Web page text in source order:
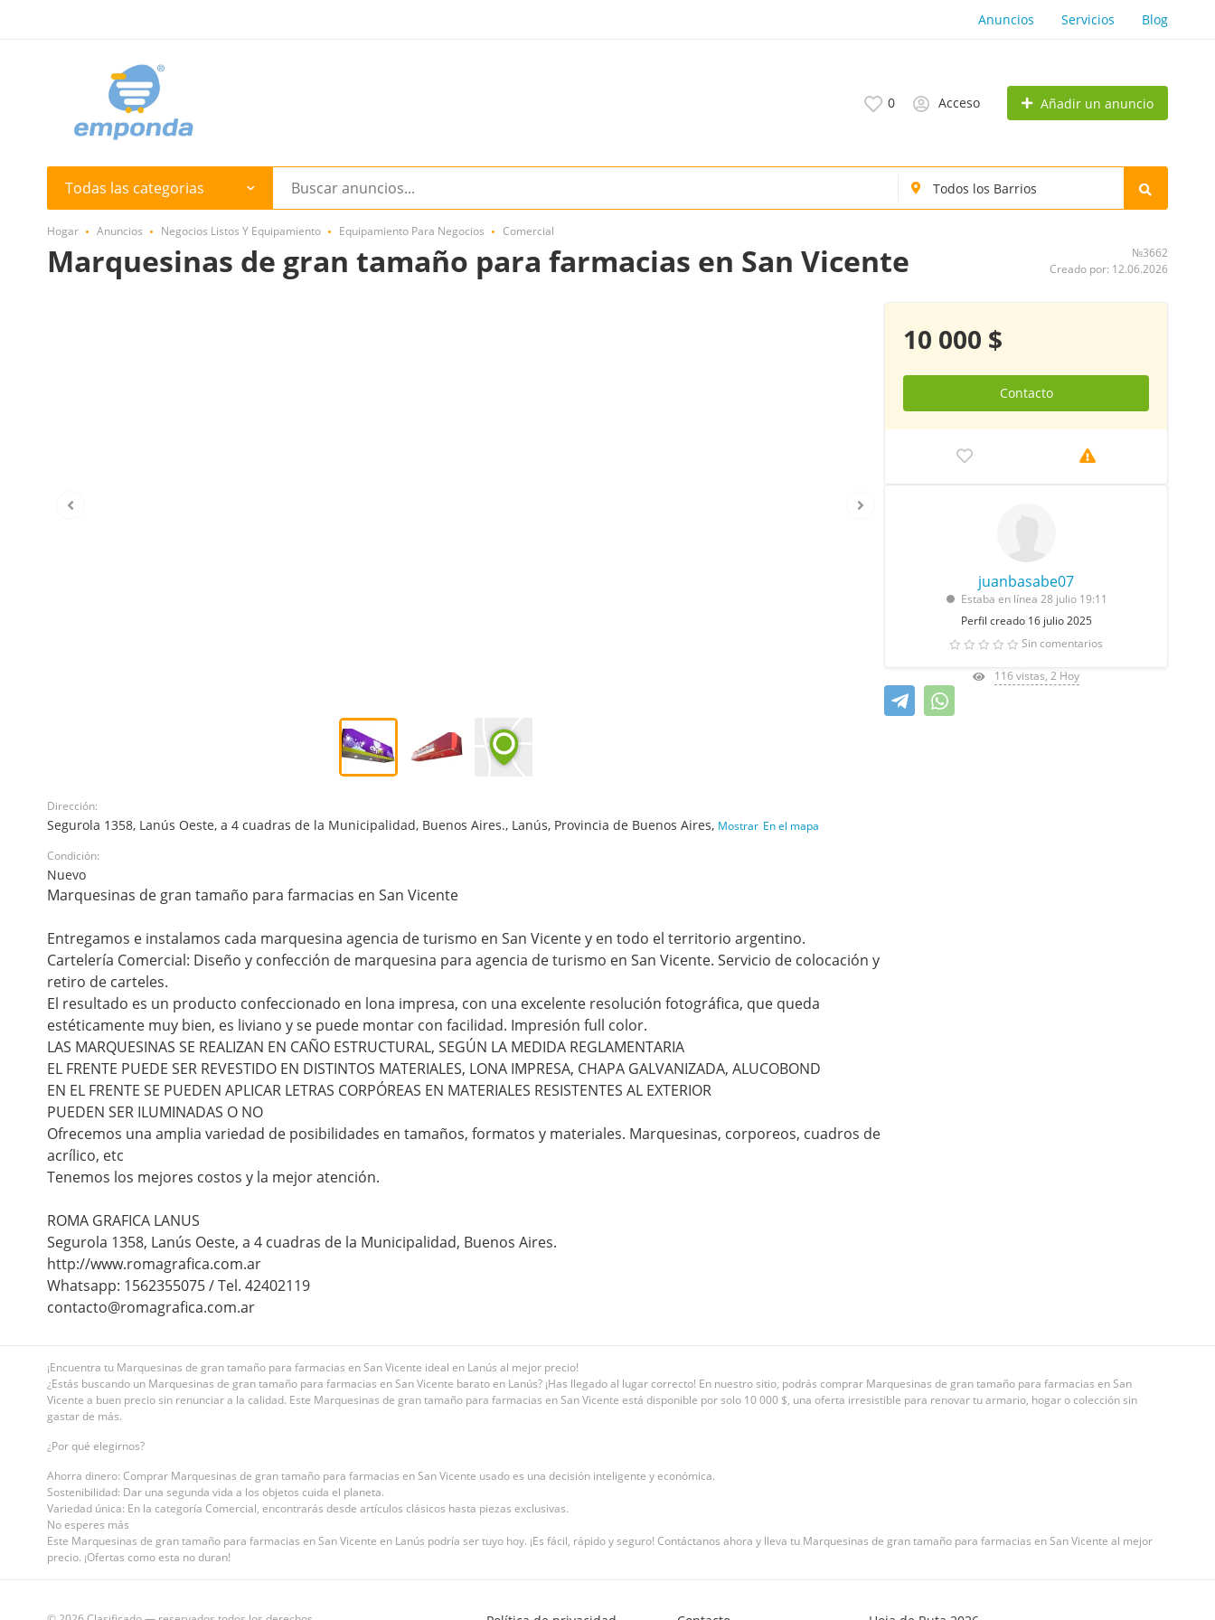
Anuncios Servicios Blog
0 Acceso Añadir un anuncio
Todas las categorias
Hogar Anuncios Negocios Listos Y Equipamiento Equipamiento Para Negocios Comercial
Marquesinas de gran tamaño para farmacias en San Vicente
№3662
Creado por: 12.06.2026
Dirección:
Segurola 1358, Lanús Oeste, a 4 cuadras de la Municipalidad, Buenos Aires., Lanús, Provincia de Buenos Aires, Mostrar En el mapa
Condición:
Nuevo
Marquesinas de gran tamaño para farmacias en San Vicente
Entregamos e instalamos cada marquesina agencia de turismo en San Vicente y en todo el territorio argentino.
Cartelería Comercial: Diseño y confección de marquesina para agencia de turismo en San Vicente. Servicio de colocación y
retiro de carteles.
El resultado es un producto confeccionado en lona impresa, con una excelente resolución fotográfica, que queda
estéticamente muy bien, es liviano y se puede montar con facilidad. Impresión full color.
LAS MARQUESINAS SE REALIZAN EN CAÑO ESTRUCTURAL, SEGÚN LA MEDIDA REGLAMENTARIA
EL FRENTE PUEDE SER REVESTIDO EN DISTINTOS MATERIALES, LONA IMPRESA, CHAPA GALVANIZADA, ALUCOBOND
EN EL FRENTE SE PUEDEN APLICAR LETRAS CORPÓREAS EN MATERIALES RESISTENTES AL EXTERIOR
PUEDEN SER ILUMINADAS O NO
Ofrecemos una amplia variedad de posibilidades en tamaños, formatos y materiales. Marquesinas, corporeos, cuadros de
acrílico, etc
Tenemos los mejores costos y la mejor atención.
ROMA GRAFICA LANUS
Segurola 1358, Lanús Oeste, a 4 cuadras de la Municipalidad, Buenos Aires.
http://www.romagrafica.com.ar
Whatsapp: 1562355075 / Tel. 42402119
contacto@romagrafica.com.ar
10 000 $
Contacto
juanbasabe07
Estaba en línea 28 julio 19:11
Perfil creado 16 julio 2025
Sin comentarios
116 vistas, 2 Hoy
¡Encuentra tu Marquesinas de gran tamaño para farmacias en San Vicente ideal en Lanús al mejor precio!
¿Estás buscando un Marquesinas de gran tamaño para farmacias en San Vicente barato en Lanús? ¡Has llegado al lugar correcto! En nuestro sitio, podrás comprar Marquesinas de gran tamaño para farmacias en San
Vicente a buen precio sin renunciar a la calidad. Este Marquesinas de gran tamaño para farmacias en San Vicente está disponible por solo 10 000 $, una oferta irresistible para renovar tu armario, hogar o colección sin
gastar de más.
¿Por qué elegirnos?
Ahorra dinero: Comprar Marquesinas de gran tamaño para farmacias en San Vicente usado es una decisión inteligente y económica.
Sostenibilidad: Dar una segunda vida a los objetos cuida el planeta.
Variedad única: En la categoría Comercial, encontrarás desde artículos clásicos hasta piezas exclusivas.
No esperes más
Este Marquesinas de gran tamaño para farmacias en San Vicente en Lanús podría ser tuyo hoy. ¡Es fácil, rápido y seguro! Contáctanos ahora y lleva tu Marquesinas de gran tamaño para farmacias en San Vicente al mejor
precio. ¡Ofertas como esta no duran!